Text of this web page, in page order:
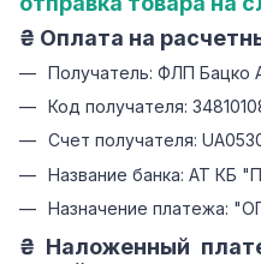
₴ Оплата на
Получатель: ФЛП Бацко
Код получателя:
Счет получателя:
Название банка: АТ КБ
Назначение платежа:
₴ Наложенный